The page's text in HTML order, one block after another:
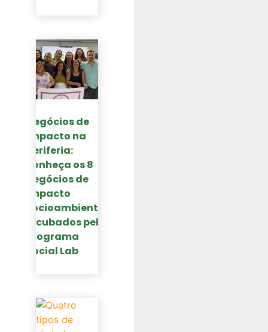
Negócios de
impacto na
periferia:
conheça os 8
negócios de
impacto
socioambiental
incubados pelo
Programa
Social Lab